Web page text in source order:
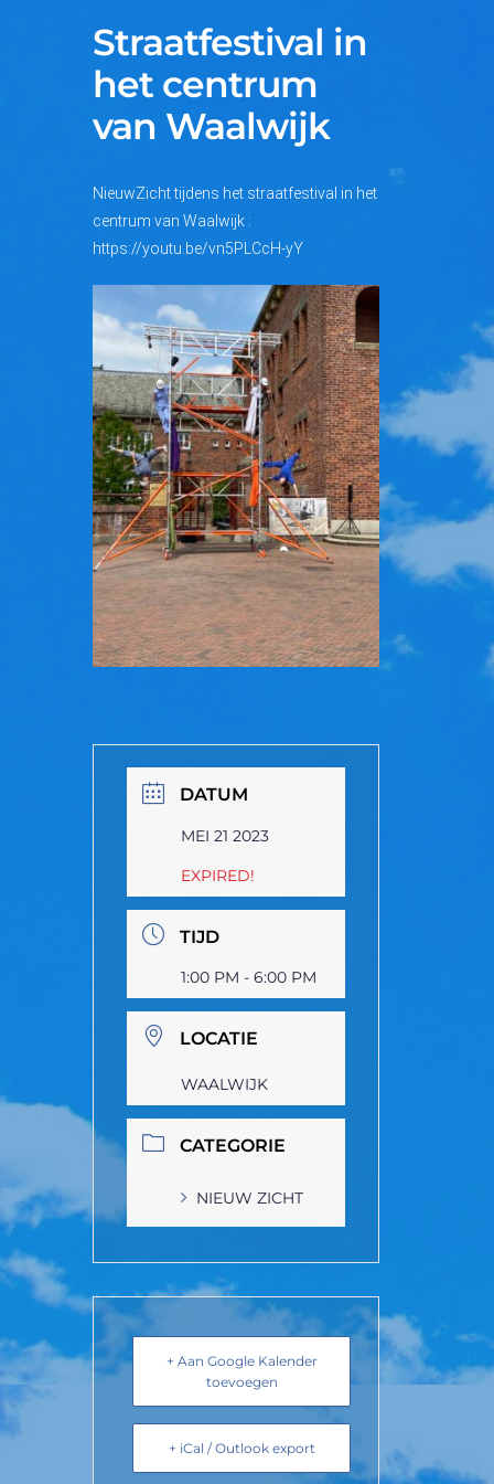
Straatfestival in
het centrum
van Waalwijk
NieuwZichttijdens het straatfestival in het
centrum van Waalwijk :
https://youtu.be/vn5PLCcH-yY
DATUM
MEI 21 2023
EXPIRED!
TIJD
1:00 PM - 6:00 PM
LOCATIE
WAALWIJK
CATEGORIE
NIEUW ZICHT
+ Aan Google Kalender
toevoegen
+ iCal / Outlook export